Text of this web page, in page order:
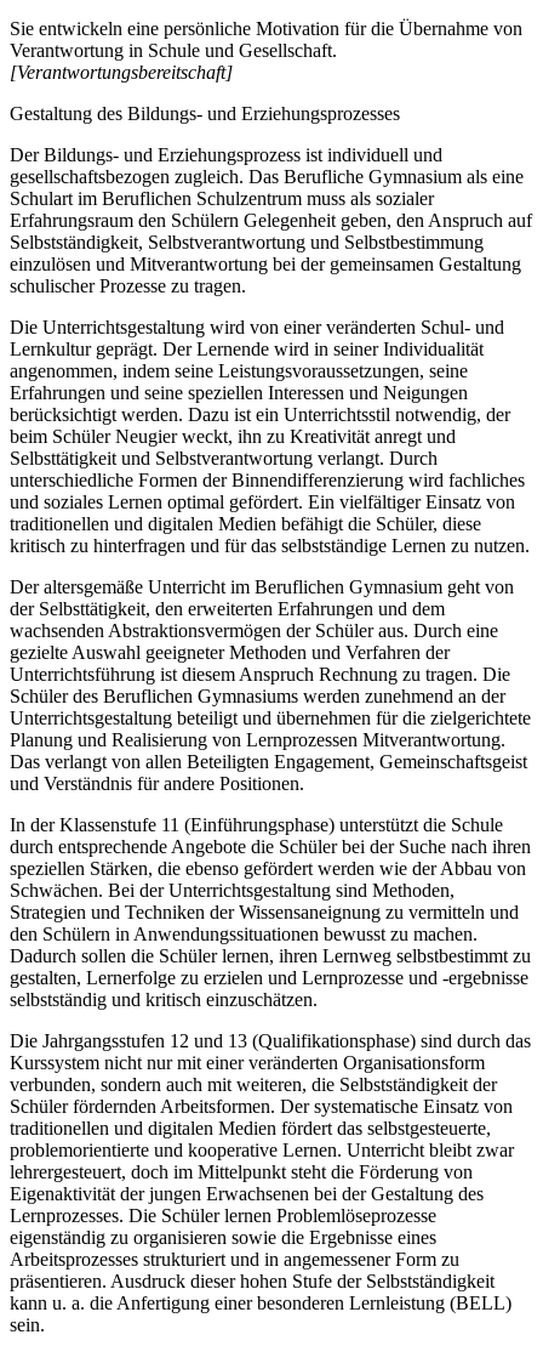
Sie entwickeln eine persönliche Motivation für die Übernahme von
Verantwortung in Schule und Gesellschaft.
[Verantwortungsbereitschaft]
Gestaltung des Bildungs- und Erziehungsprozesses
Der Bildungs- und Erziehungsprozess ist individuell und
gesellschaftsbezogen zugleich. Das Berufliche Gymnasium als eine
Schulart im Beruflichen Schulzentrum muss als sozialer
Erfahrungsraum den Schülern Gelegenheit geben, den Anspruch auf
Selbstständigkeit, Selbstverantwortung und Selbstbestimmung
einzulösen und Mitverantwortung bei der gemeinsamen Gestaltung
schulischer Prozesse zu tragen.
Die Unterrichtsgestaltung wird von einer veränderten Schul- und
Lernkultur geprägt. Der Lernende wird in seiner Individualität
angenommen, indem seine Leistungsvoraussetzungen, seine
Erfahrungen und seine speziellen Interessen und Neigungen
berücksichtigt werden. Dazu ist ein Unterrichtsstil notwendig, der
beim Schüler Neugier weckt, ihn zu Kreativität anregt und
Selbsttätigkeit und Selbstverantwortung verlangt. Durch
unterschiedliche Formen der Binnendifferenzierung wird fachliches
und soziales Lernen optimal gefördert. Ein vielfältiger Einsatz von
traditionellen und digitalen Medien befähigt die Schüler, diese
kritisch zu hinterfragen und für das selbstständige Lernen zu nutzen.
Der altersgemäße Unterricht im Beruflichen Gymnasium geht von
der Selbsttätigkeit, den erweiterten Erfahrungen und dem
wachsenden Abstraktionsvermögen der Schüler aus. Durch eine
gezielte Auswahl geeigneter Methoden und Verfahren der
Unterrichtsführung ist diesem Anspruch Rechnung zu tragen. Die
Schüler des Beruflichen Gymnasiums werden zunehmend an der
Unterrichtsgestaltung beteiligt und übernehmen für die zielgerichtete
Planung und Realisierung von Lernprozessen Mitverantwortung.
Das verlangt von allen Beteiligten Engagement, Gemeinschaftsgeist
und Verständnis für andere Positionen.
In der Klassenstufe 11 (Einführungsphase) unterstützt die Schule
durch entsprechende Angebote die Schüler bei der Suche nach ihren
speziellen Stärken, die ebenso gefördert werden wie der Abbau von
Schwächen. Bei der Unterrichtsgestaltung sind Methoden,
Strategien und Techniken der Wissensaneignung zu vermitteln und
den Schülern in Anwendungssituationen bewusst zu machen.
Dadurch sollen die Schüler lernen, ihren Lernweg selbstbestimmt zu
gestalten, Lernerfolge zu erzielen und Lernprozesse und -ergebnisse
selbstständig und kritisch einzuschätzen.
Die Jahrgangsstufen 12 und 13 (Qualifikationsphase) sind durch das
Kurssystem nicht nur mit einer veränderten Organisationsform
verbunden, sondern auch mit weiteren, die Selbstständigkeit der
Schüler fördernden Arbeitsformen. Der systematische Einsatz von
traditionellen und digitalen Medien fördert das selbstgesteuerte,
problemorientierte und kooperative Lernen. Unterricht bleibt zwar
lehrergesteuert, doch im Mittelpunkt steht die Förderung von
Eigenaktivität der jungen Erwachsenen bei der Gestaltung des
Lernprozesses. Die Schüler lernen Problemlöseprozesse
eigenständig zu organisieren sowie die Ergebnisse eines
Arbeitsprozesses strukturiert und in angemessener Form zu
präsentieren. Ausdruck dieser hohen Stufe der Selbstständigkeit
kann u. a. die Anfertigung einer besonderen Lernleistung (BELL)
sein.